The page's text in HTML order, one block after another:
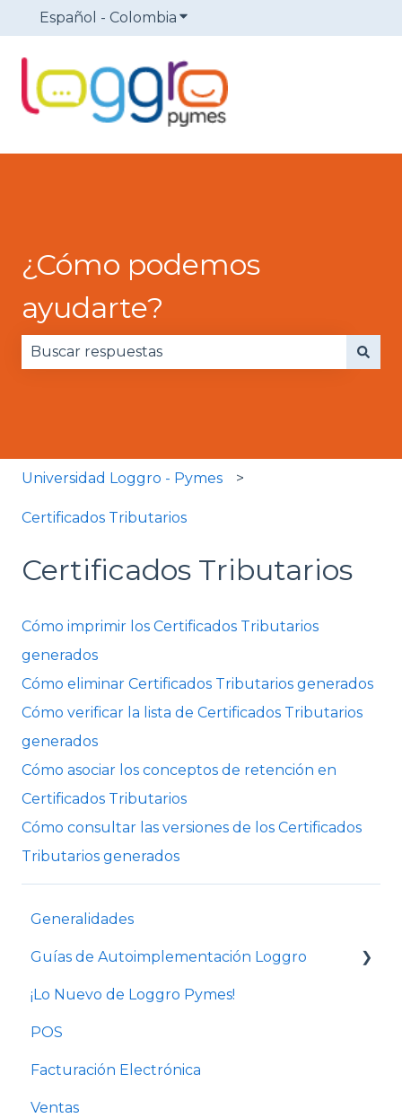
Español - Colombia Traducciones de Mostrar
¿Cómo podemos
ayudarte?
Universidad Loggro - Pymes
Certificados Tributarios
Certificados Tributarios
Cómo imprimir los Certificados Tributarios
generados
Cómo eliminar Certificados Tributarios generados
Cómo verificar la lista de Certificados Tributarios
generados
Cómo asociar los conceptos de retención en
Certificados Tributarios
Cómo consultar las versiones de los Certificados
Tributarios generados
Generalidades
Guías de Autoimplementación Loggro
Plan Facturación Electrónica
Plan Básico y Estándar (sin contabilidad)
Solo Contabilidad
¡Lo Nuevo de Loggro Pymes!
POS
Facturación Electrónica
Ventas